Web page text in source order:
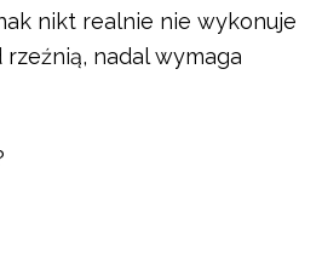
nikt realnie nie wykonuje
nadal wymaga